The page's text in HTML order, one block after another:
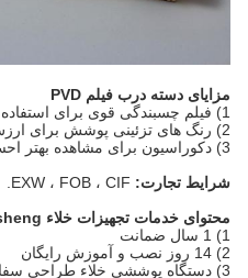
مزایای دسته درب فیلم PVD
شرایط تجارت:EXW ، FOB ، CIF.
محتوای خدمات تجهیزات خلاء Foshan Jinxinsheng